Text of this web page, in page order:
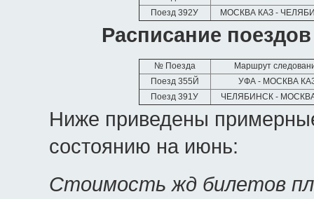
Поезд 392У
МОСКВА КАЗ -
Расписание
№ Поезда
Маршрут
Поезд 355Й
УФА - МОСКВА
Поезд 391У
ЧЕЛЯБИНСК -
Ниже приведены
состоянию на июнь:
Стоимость жд билетов